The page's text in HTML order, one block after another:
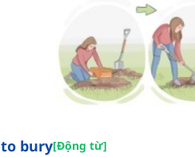
to bury[Động từ]